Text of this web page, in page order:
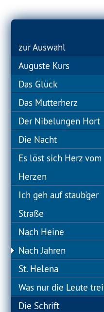
zur Auswahl
Auguste Kurs
Das Glück
Das Mutterherz
Der Nibelungen Hort
Die Nacht
Es löst sich Herz vom
Herzen
Ich geh auf staub'ger
Straße
Nach Heine
Nach Jahren
St. Helena
Was nur die Leute
Die Schrift